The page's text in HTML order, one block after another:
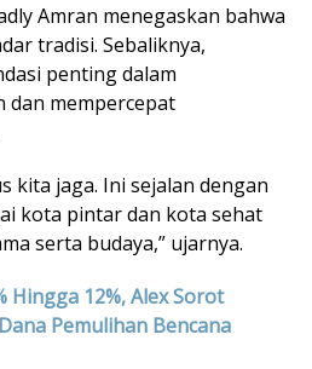
Amran menegaskan bahwa
tradisi. Sebaliknya,
penting dalam
dan mempercepat
kita jaga. Ini sejalan dengan
kota pintar dan kota sehat
serta budaya,” ujarnya.
Hingga 12%, Alex Sorot
Pemulihan Bencana